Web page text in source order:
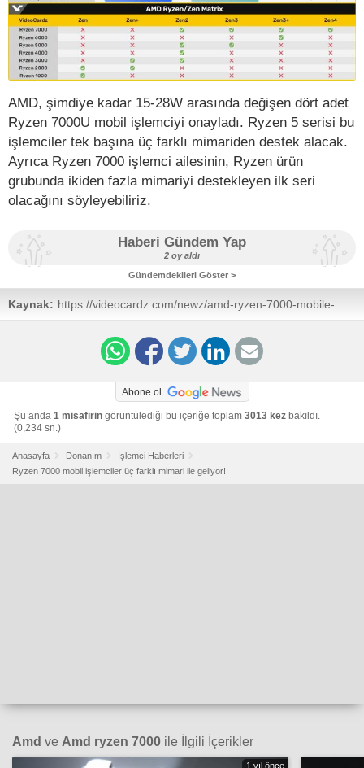
AMD, şimdiye kadar 15-28W arasında değişen dört adet
Ryzen 7000U mobil işlemciyi onayladı. Ryzen 5 serisi bu
işlemciler tek başına üç farklı mimariden destek alacak.
Ayrıca Ryzen 7000 işlemci ailesinin, Ryzen ürün
grubunda ikiden fazla mimariyi destekleyen ilk seri
olacağını söyleyebiliriz.
Haberi Gündem Yap
2 oy aldı
Gündemdekileri Göster >
Kaynak: https://videocardz.com/newz/amd-ryzen-7000-mobile-
series-now-confirmed-to-feature-zen4-zen3-and-zen2-
Abone ol
Şu anda 1 misafirin görüntülediği bu içeriğe toplam 3013 kez bakıldı.
(0,234 sn.)
Anasayfa Donanım
İşlemci Haberleri
Ryzen 7000 mobil işlemciler üç farklı mimari ile geliyor!
Amd ve Amd ryzen 7000 ile İlgili İçerikler
1 yıl önce